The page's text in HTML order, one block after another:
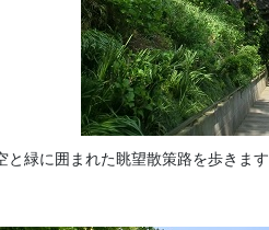
策路を歩きます